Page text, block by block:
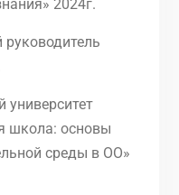
2024г.
школа: основы
среды в ОО»